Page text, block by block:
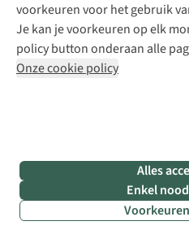
Filter &
voorkeuren voor het gebruik
Je kan je voorkeuren op elk
policy button onderaan alle
Onze cookie policy
Alles
Enkel
Disclaimer Privacy Policy
Cookie